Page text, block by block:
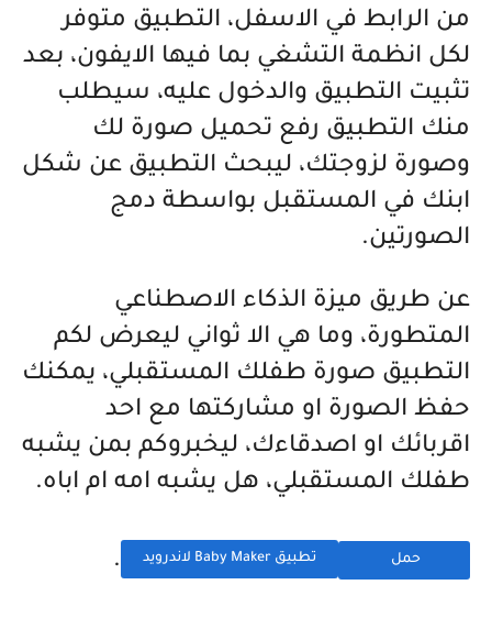
من الرابط في الاسفل، التطبيق متوفر
لكل انظمة التشغي بما فيها الايفون، بعد
تثبيت التطبيق والدخول عليه، سيطلب
منك التطبيق رفع تحميل صورة لك
وصورة لزوجتك، ليبحث التطبيق عن شكل
ابنك في المستقبل بواسطة دمج
الصورتين.
عن طريق ميزة الذكاء الاصطناعي
المتطورة، وما هي الا ثواني ليعرض لكم
التطبيق صورة طفلك المستقبلي، يمكنك
حفظ الصورة او مشاركتها مع احد
اقربائك او اصدقاءك، ليخبروكم بمن يشبه
طفلك المستقبلي، هل يشبه امه ام اباه.
حمل تطبيق Baby Maker لاندرويد .